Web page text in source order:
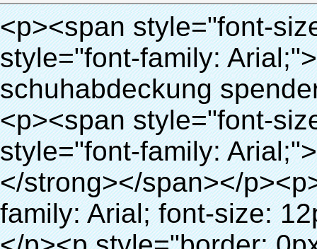
<p><span style="font-size: 18px;"><strong><span style="font-family: Arial;">Produktnamen: automatische schuhabdeckung spender</span></strong></span></p><p><span style="font-size: 18px;"><strong><span style="font-family: Arial;">Modell-Nr.: xt-46b</span></strong></span></p><p><strong><span style="font-family: Arial; font-size: 12pt;">&nbsp;</span></strong></p><p style="border: 0px; font-family: Arial, Helvetica; line-height: 18px; vertical-align: baseline; word-wrap: break-word; color: #333333;"><span style="margin: 0px; padding: 0px; border: 0px; font-family: Arial; font-size: medium; font-style: inherit; font-weight: bold; line-height: 24px; vertical-align: baseline; color: #000000; background-color: #33cccc;">Funktionsprinzip:</span></p><p style="border: 0px; font-family: Arial,Helvetica; line-height: 18px; vertical-align: baseline; word-wrap: break-word; color: #333333;"><span style="color: #000000;"><span style="margin: 0px; padding: 0px; border: 0px; font-family: Arial; font-size: 10pt; font-style: inherit; font-weight: inherit; line-height: 20px; vertical-align: baseline;">diese automatische schuhabdeckung spender</span><span style="margin: 0px; padding: 0px; border: 0px; font-family: Arial; font-size: 10pt; font-style: inherit; font-weight: inherit; line-height: 20px; vertical-align: baseline;">Nutzt das Prinzip, dass die thermo schrumpfbaren Film wird schrumpfen richtigen Temperatur.</span></span></p><p style="border: 0px; font-family: Arial, Helvetica; line-height: 18px; vertical-align: baseline; word-wrap: break-word; color: #333333;"><span style="margin: 0px; padding: 0px; border: 0px; font-size: inherit; font-style: inherit; font-weight: inherit; line-height: 18px; vertical-align: baseline; color: #000000;"><span style="margin: 0px; padding: 0px; border: 0px; font-family: Arial; font-size: 10pt; font-style: inherit; font-weight: inherit; line-height: 20px; vertical-align: baseline;">Es unterscheidet sich von anderen Überschuh-dispenser. Diese Überschuh-dispenser dauert nur Sekunden lassen die pvc-folie werden schuh deckel und abdeckung Ihre Schuhe.</span></span></p><p style="border: 0px; font-family: Arial, Helvetica; line-height: 18px; vertical-align: baseline; word-wrap: break-word; color: #333333;"><span style="margin: 0px; padding: 0px; border: 0px; font-size: inherit; font-style: inherit; font-weight: inherit; line-height: 18px; vertical-align: baseline; color: #000000;">es<span style="margin: 0px; padding: 0px; border: 0px; font-family: Arial; font-size: 10pt; font-style: inherit; font-weight: inherit; line-height: 20px; vertical-align: baseline;">Automatisch Ausgänge und schneidet die Film-und liefern warmes Luft mit genaue Temperaturregelung.</span></span></p><p style="border: 0px; font-family: Arial, Helvetica; line-height: 18px; vertical-align: baseline; word-wrap: break-word; color: #333333;"><span style="margin: 0px; padding: 0px; border: 0px; font-family: Arial; font-size: 10pt; font-style: inherit; font-weight: inherit; line-height: 20px; vertical-align: baseline; color: #000000;">Es kann in verschiedenen Größen schuhe, eine Schicht des Films deckt die unteren Teil des Schuhs.</span></p><p style="border: 0px; font-family: Arial,Helvetica; line-height: 18px; vertical-align: baseline; word-wrap: break-word; color: #333333;">&nbsp;</p><p style="border: 0px; font-family: Arial, Helvetica; line-height: 18px; vertical-align: baseline; word-wrap: break-word; color: #333333;"><em><span style="margin: 0px; padding: 0px; border: 0px; font-family: Arial; font-size: 18px; font-style: inherit; font-weight: inherit; line-height: 27px; vertical-align: baseline; color: #339966;">Unsere Überschuh-dispenser können und tragen schuh Abdeckung für Sie automaticlly!</span></em></p><p style="border: 0px; font-family: Arial, Helvetica; line-height: 18px; vertical-align: baseline; word-wrap: break-word; color: #333333;"><em><span style="margin: 0px; padding: 0px; border: 0px; font-family: Arial; font-size: 18px; font-style: inherit; font-weight: inherit; line-height: 27px; vertical-align: baseline; color: #339966;">Durch das Tragen der schuhabdeckung, es kann halten den Boden sauber und vermeiden Cross-Infektion!</span></em></p><p style="border: 0px; font-family: Arial,Helvetica; line-height: 18px; vertical-align: baseline; word-wrap: break-word; color: #333333;">&nbsp;</p><p style="border: 0px; font-family: Arial, Helvetica; line-height: 18px; vertical-align: baseline; word-wrap: break-word; color: #333333;"><span style="margin: 0px; padding: 0px; border: 0px; font-size: inherit; font-style: inherit; font-weight: bold; line-height: 18px; vertical-align: baseline; color: #000000;"><span style="margin: 0px; padding: 0px; border: 0px; font-size: 16px; font-style: inherit; font-weight: inherit; line-height: 24px; vertical-align: baseline;"><span style="margin: 0px;